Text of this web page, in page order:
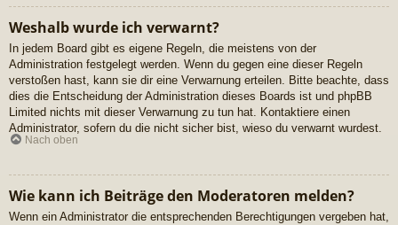
Weshalb wurde ich verwarnt?
In jedem Board gibt es eigene Regeln, die meistens von der
Administration festgelegt werden. Wenn du gegen eine dieser Regeln
verstoßen hast, kann sie dir eine Verwarnung erteilen. Bitte beachte, dass
dies die Entscheidung der Administration dieses Boards ist und phpBB
Limited nichts mit dieser Verwarnung zu tun hat. Kontaktiere einen
Administrator, sofern du die nicht sicher bist, wieso du verwarnt wurdest.
Nach oben
Wie kann ich Beiträge den Moderatoren melden?
Wenn ein Administrator die entsprechenden Berechtigungen vergeben hat,